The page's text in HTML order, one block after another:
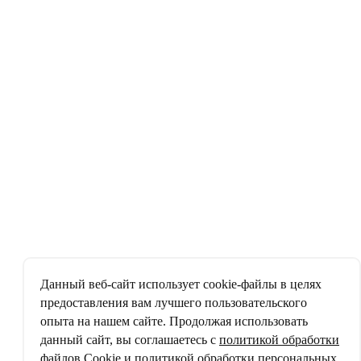
Данный веб-сайт использует cookie-файлы в целях
предоставления вам лучшего пользовательского
опыта на нашем сайте. Продолжая использовать
данный сайт, вы соглашаетесь с политикой обработки
файлов Cookie и политикой обработки персональных